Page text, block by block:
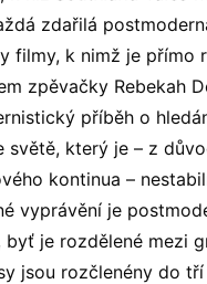
zdařilá
filmy, k nimž je přímo
zpěvačky Rebekah
příběh o
světě, který je – z
kontinua –
vyprávění je
byť je rozdělené mezi
jsou rozčlenény do